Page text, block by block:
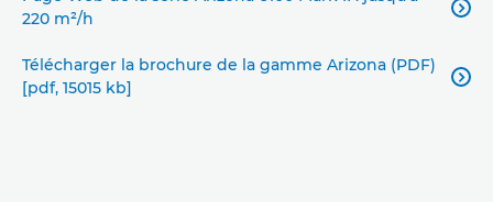
220 m²/h

Télécharger la brochure de la gamme Arizona (PDF)
[pdf, 15015 kb]
